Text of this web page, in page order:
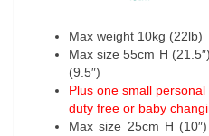
Max weight 10kg (22lb)
Max size 55cm H
(9.5″)
Plus one small
duty free or baby
Max size 25cm H